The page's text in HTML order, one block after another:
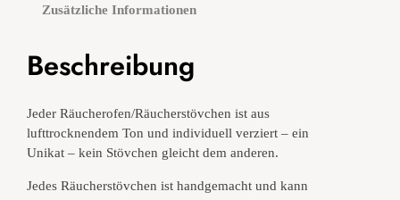
v
e
n
/
R
Zusätzliche Informationen
Beschreibung
Jeder Räucherofen/Räucherstövchen ist aus
lufttrocknendem Ton und individuell verziert – ein
Unikat – kein Stövchen gleicht dem anderen.
Jedes Räucherstövchen ist handgemacht und kann